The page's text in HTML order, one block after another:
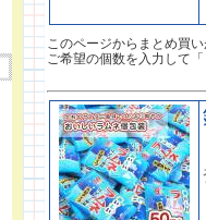
このページからまとめ買
ご希望の個数を入力して